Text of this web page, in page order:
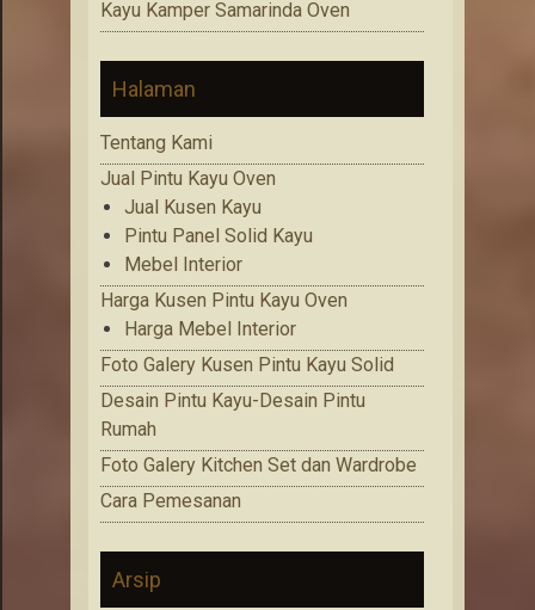
Kayu Kamper Samarinda Oven
Halaman
Tentang Kami
Jual Pintu Kayu Oven
Jual Kusen Kayu
Pintu Panel Solid Kayu
Mebel Interior
Harga Kusen Pintu Kayu Oven
Harga Mebel Interior
Foto Galery Kusen Pintu Kayu Solid
Desain Pintu Kayu-Desain Pintu
Rumah
Foto Galery Kitchen Set dan Wardrobe
Cara Pemesanan
Arsip